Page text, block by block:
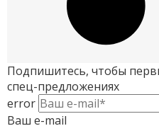
Подпишитесь, чтобы
спец-предложениях
error
Ваш e-mail